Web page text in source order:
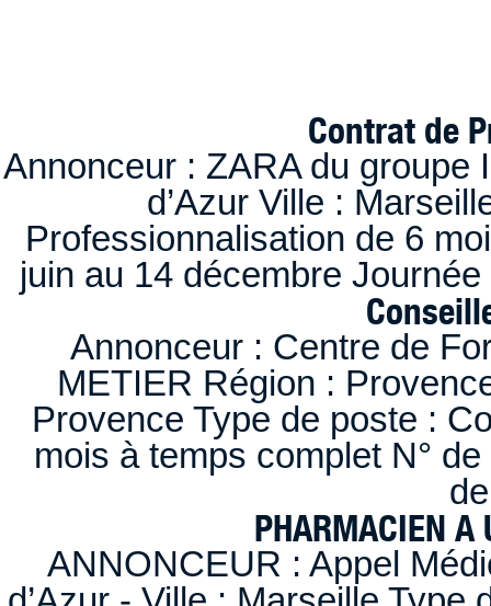
Contrat de
Annonceur : ZARA du
d’Azur Ville :
Professionnalisation de 6
juin au 14 décembre
Annonceur : Centre de
METIER Région :
Provence Type de poste :
mois à temps complet N°
PHARMACIEN A
ANNONCEUR : Appel